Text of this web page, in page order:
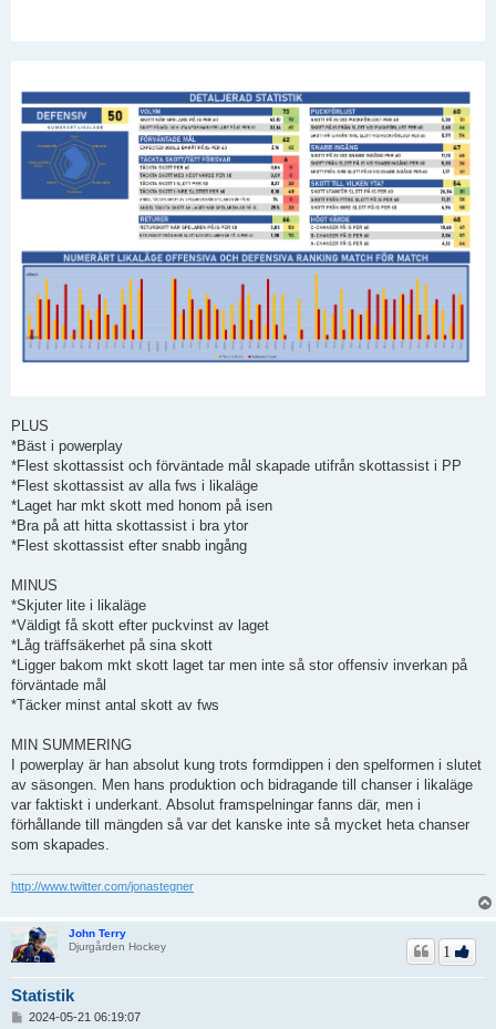
PLUS
*Bäst i powerplay
*Flest skottassist och förväntade mål skapade utifrån skottassist i PP
*Flest skottassist av alla fws i likaläge
*Laget har mkt skott med honom på isen
*Bra på att hitta skottassist i bra ytor
*Flest skottassist efter snabb ingång
MINUS
*Skjuter lite i likaläge
*Väldigt få skott efter puckvinst av laget
*Låg träffsäkerhet på sina skott
*Ligger bakom mkt skott laget tar men inte så stor offensiv inverkan på
förväntade mål
*Täcker minst antal skott av fws
MIN SUMMERING
I powerplay är han absolut kung trots formdippen i den spelformen i slutet
av säsongen. Men hans produktion och bidragande till chanser i likaläge
var faktiskt i underkant. Absolut framspelningar fanns där, men i
förhållande till mängden så var det kanske inte så mycket heta chanser
som skapades.
http://www.twitter.com/jonastegner
John Terry
Djurgården Hockey
Statistik
1
2024-05-21 06:19:07